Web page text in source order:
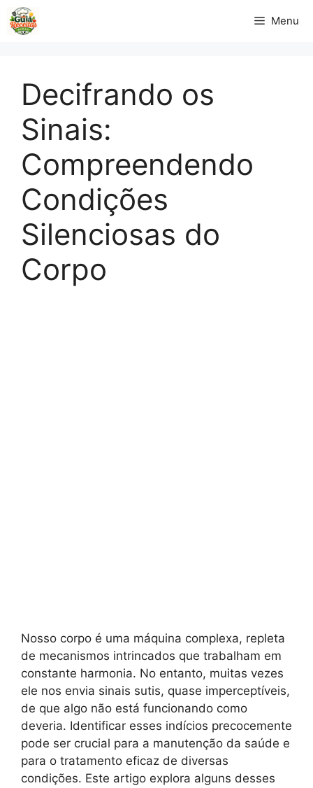
Pular
para
Menu
Decifrando os
Sinais:
Compreendendo
Condições
Silenciosas do
Corpo
Nosso corpo é uma máquina complexa, repleta
de mecanismos intrincados que trabalham em
constante harmonia. No entanto, muitas vezes
ele nos envia sinais sutis, quase imperceptíveis,
de que algo não está funcionando como
deveria. Identificar esses indícios precocemente
pode ser crucial para a manutenção da saúde e
para o tratamento eficaz de diversas
condições. Este artigo explora alguns desses